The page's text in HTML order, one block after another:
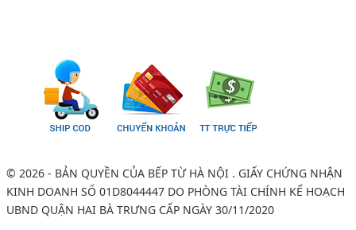
© 2026 - BẢN QUYỀN CỦA BẾP TỪ HÀ NỘI . GIẤY CHỨNG NHẬN
KINH DOANH SỐ 01D8044447 DO PHÒNG TÀI CHÍNH KẾ HOẠCH
UBND QUẬN HAI BÀ TRƯNG CẤP NGÀY 30/11/2020